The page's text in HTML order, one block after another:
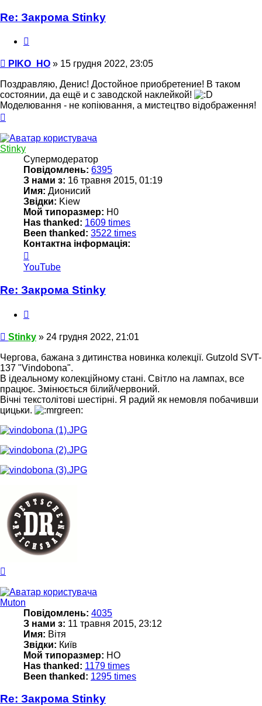
Re: Закрома Stinky
Повідомлення
PIKO_HO » 15 грудня 2022, 23:05
Поздравляю, Денис! Достойное приобретение! В таком
состоянии, да ещё и с заводской наклейкой!
Моделювання - не копіювання, а мистецтво відображення!
Stinky
Супермодератор
Повідомлень: 6395
З нами з: 16 травня 2015, 01:19
Имя: Дионисий
Звідки: Kiew
Мой типоразмер: Н0
Has thanked: 1609 times
Been thanked: 3522 times
Контактна інформація:
інформація
користувача
YouTube
Re: Закрома Stinky
Повідомлення
Stinky » 24 грудня 2022, 21:01
Чергова, бажана з дитинства новинка колекції. Gutzold SVT-
137 "Vindobona".
В ідеальному колекційному стані. Світло на лампах, все
працює. Змінюється білий/червоний.
Вічні текстолітові шестірні. Я радий як немовля побачивши
цицьки.
Muton
Повідомлень: 4035
З нами з: 11 травня 2015, 23:12
Имя: Вітя
Звідки: Київ
Мой типоразмер: НО
Has thanked: 1179 times
Been thanked: 1295 times
Re: Закрома Stinky